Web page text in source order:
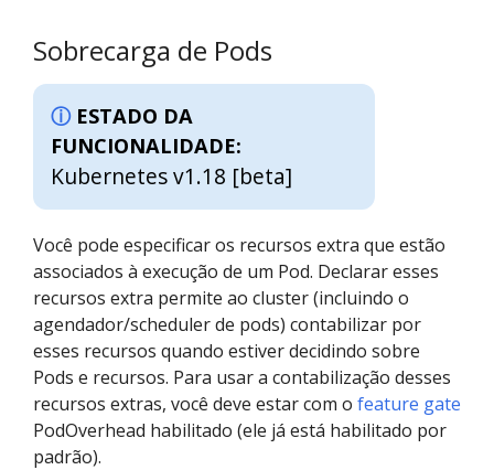
Sobrecarga de Pods
ESTADO DA
FUNCIONALIDADE:
Kubernetes v1.18 [beta]
Você pode especificar os recursos extra que estão
associados à execução de um Pod. Declarar esses
recursos extra permite ao cluster (incluindo o
agendador/scheduler de pods) contabilizar por
esses recursos quando estiver decidindo sobre
Pods e recursos. Para usar a contabilização desses
recursos extras, você deve estar com o feature gate
PodOverhead habilitado (ele já está habilitado por
padrão).